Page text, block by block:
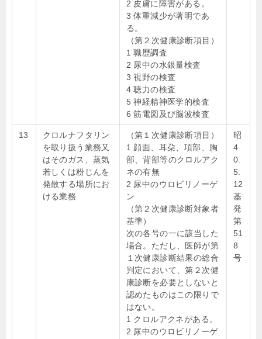
2 皮膚に障害がある。
3 体重減少が著明であ
る。
（第２次健康診断項目）
1 職歴調査
2 尿中の水銀量検査
3 視野の検査
4 聴力の検査
5 神経精神医学的検査
6 筋電図及び脳波検査
13
クロルナフタリン
を取り扱う業務又
はそのガス、蒸気
若しくは粉じんを
発散する場所にお
ける業務
（第１次健康診断項目）
1 顔面、耳朶、項部、胸
部、背部等のクロルアク
ネの有無
2 尿中のウロビリノーゲ
ン
（第２次健康診断対象者
基準）
次の各号の一に該当した
場合。ただし、医師が第
１次健康診断結果の総合
判定において、第２次健
康診断を必要としないと
認めたものはこの限りで
はない。
1 クロルアクネがある。
2 尿中のウロビリノーゲ
昭
4
0.
5.
12
基
発
第
51
8
号